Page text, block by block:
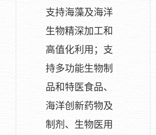
支持海藻及海洋
生物精深加工和
高值化利用；支
持多功能生物制
品和特医食品、
海洋创新药物及
制剂、生物医用